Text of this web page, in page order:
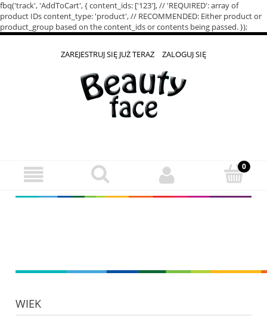
fbq('track', 'AddToCart', { content_ids: ['123'], // 'REQUIRED': array of
product IDs content_type: 'product', // RECOMMENDED: Either product or
product_group based on the content_ids or contents being passed. });
ZAREJESTRUJ SIĘ JUŻ TERAZ ZALOGUJ SIĘ
WIEK